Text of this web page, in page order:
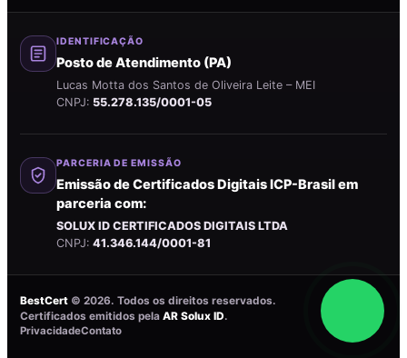
IDENTIFICAÇÃO
Posto de Atendimento (PA)
Lucas Motta dos Santos de Oliveira Leite – MEI
CNPJ: 55.278.135/0001-05
PARCERIA DE EMISSÃO
Emissão de Certificados Digitais ICP-Brasil em
parceria com:
SOLUX ID CERTIFICADOS DIGITAIS LTDA
CNPJ: 41.346.144/0001-81
BestCert © 2026. Todos os direitos reservados.
Certificados emitidos pela AR Solux ID.
PrivacidadeContato